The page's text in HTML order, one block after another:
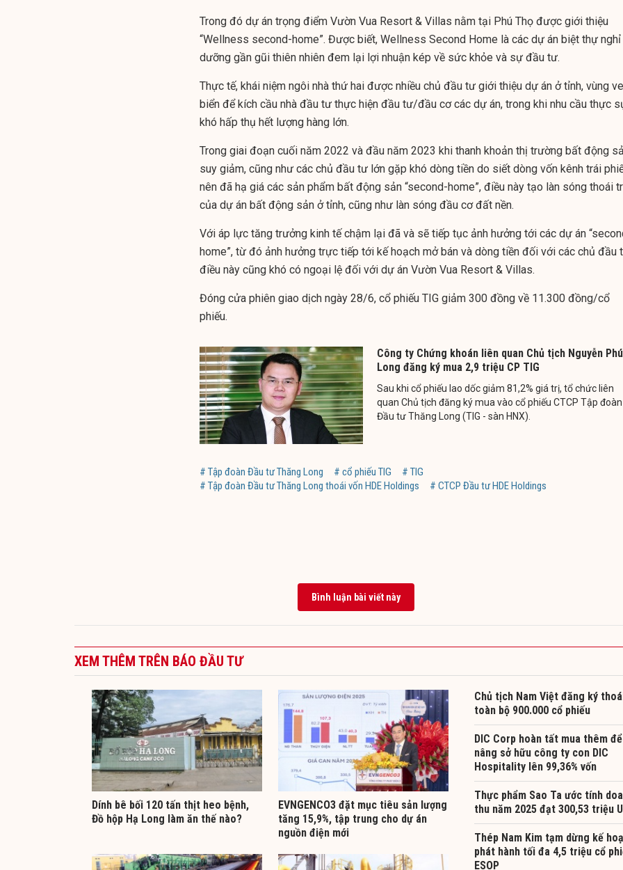
Trong đó dự án trọng điểm Vườn Vua Resort & Villas nằm tại Phú Thọ được giới thiệu
“Wellness second-home”. Được biết, Wellness Second Home là các dự án biệt thự nghỉ
dưỡng gần gũi thiên nhiên đem lại lợi nhuận kép về sức khỏe và sự đầu tư.
Thực tế, khái niệm ngôi nhà thứ hai được nhiều chủ đầu tư giới thiệu dự án ở tỉnh, vùng
biển để kích cầu nhà đầu tư thực hiện đầu tư/đầu cơ các dự án, trong khi nhu cầu thực
khó hấp thụ hết lượng hàng lớn.
Trong giai đoạn cuối năm 2022 và đầu năm 2023 khi thanh khoản thị trường bất động
suy giảm, cũng như các chủ đầu tư lớn gặp khó dòng tiền do siết dòng vốn kênh trái
nên đã hạ giá các sản phẩm bất động sản “second-home”, điều này tạo làn sóng thoái
của dự án bất động sản ở tỉnh, cũng như làn sóng đầu cơ đất nền.
Với áp lực tăng trưởng kinh tế chậm lại đã và sẽ tiếp tục ảnh hưởng tới các dự án
home”, từ đó ảnh hưởng trực tiếp tới kế hoạch mở bán và dòng tiền đối với các chủ đầu
điều này cũng khó có ngoại lệ đối với dự án Vườn Vua Resort & Villas.
Đóng cửa phiên giao dịch ngày 28/6, cổ phiếu TIG giảm 300 đồng về 11.300 đồng/cổ
phiếu.
Công ty Chứng khoán liên quan Chủ tịch Nguyễn
Long đăng ký mua 2,9 triệu CP TIG
Sau khi cổ phiếu lao dốc giảm 81,2% giá trị, tổ chức liên
quan Chủ tịch đăng ký mua vào cổ phiếu CTCP Tập đoàn
Đầu tư Thăng Long (TIG - sàn HNX).
# Tập đoàn Đầu tư Thăng Long # cổ phiếu TIG
# TIG
# Tập đoàn Đầu tư Thăng Long thoái vốn HDE Holdings
# CTCP Đầu tư HDE Holdings
Bình luận bài viết này
XEM THÊM TRÊN BÁO ĐẦU TƯ
Dính bê bối 120 tấn thịt heo bệnh,
Đồ hộp Hạ Long làm ăn thế nào?
EVNGENCO3 đặt mục tiêu sản lượng
tăng 15,9%, tập trung cho dự án
nguồn điện mới
Chủ tịch Nam Việt đăng ký
toàn bộ 900.000 cổ phiếu
DIC Corp hoàn tất mua thêm để
nâng sở hữu công ty con DIC
Hospitality lên 99,36% vốn
Thực phẩm Sao Ta ước tính
thu năm 2025 đạt 300,53 triệu
Thép Nam Kim tạm dừng kế
phát hành tối đa 4,5 triệu cổ
ESOP